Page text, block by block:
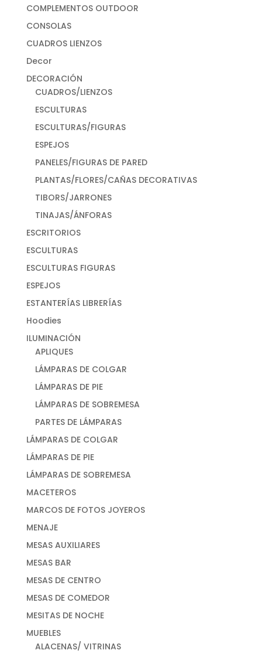
COMPLEMENTOS OUTDOOR
CONSOLAS
CUADROS LIENZOS
Decor
DECORACIÓN
CUADROS/LIENZOS
ESCULTURAS
ESCULTURAS/FIGURAS
ESPEJOS
PANELES/FIGURAS DE PARED
PLANTAS/FLORES/CAÑAS DECORATIVAS
TIBORS/JARRONES
TINAJAS/ÁNFORAS
ESCRITORIOS
ESCULTURAS
ESCULTURAS FIGURAS
ESPEJOS
ESTANTERÍAS LIBRERÍAS
Hoodies
ILUMINACIÓN
APLIQUES
LÁMPARAS DE COLGAR
LÁMPARAS DE PIE
LÁMPARAS DE SOBREMESA
PARTES DE LÁMPARAS
LÁMPARAS DE COLGAR
LÁMPARAS DE PIE
LÁMPARAS DE SOBREMESA
MACETEROS
MARCOS DE FOTOS JOYEROS
MENAJE
MESAS AUXILIARES
MESAS BAR
MESAS DE CENTRO
MESAS DE COMEDOR
MESITAS DE NOCHE
MUEBLES
ALACENAS/ VITRINAS